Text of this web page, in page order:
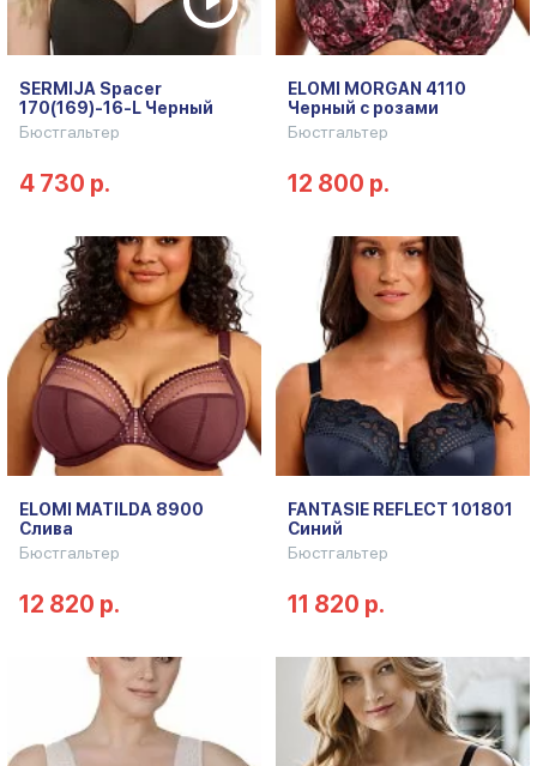
SERMIJA Spacer
170(169)-16-L Черный
Бюстгальтер
4 730 р.
ELOMI MORGAN 4110
Черный с розами
Бюстгальтер
12 800 р.
ELOMI MATILDA 8900
Слива
Бюстгальтер
12 820 р.
FANTASIE REFLECT 101801
Синий
Бюстгальтер
11 820 р.